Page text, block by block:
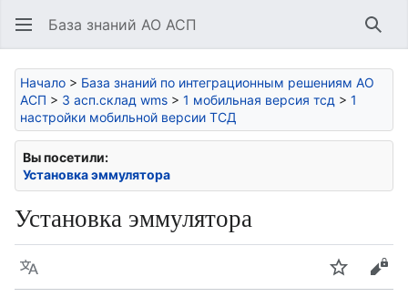
База знаний АО АСП
Начало > База знаний по интеграционным решениям АО
АСП > 3 асп.склад wms > 1 мобильная версия тсд > 1
настройки мобильной версии ТСД
Вы посетили:
Установка эммулятора
Установка эммулятора
Язык Следить